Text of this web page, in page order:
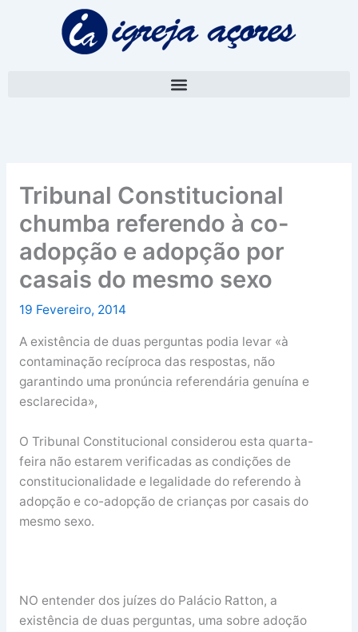
Tribunal Constitucional
chumba referendo à co-
adopção e adopção por
casais do mesmo sexo
19 Fevereiro, 2014
A existência de duas perguntas podia levar «à
contaminação recíproca das respostas, não
garantindo uma pronúncia referendária genuína e
esclarecida»,
O Tribunal Constitucional considerou esta quarta-
feira não estarem verificadas as condições de
constitucionalidade e legalidade do referendo à
adopção e co-adopção de crianças por casais do
mesmo sexo.
NO entender dos juízes do Palácio Ratton, a
existência de duas perguntas, uma sobre adoção